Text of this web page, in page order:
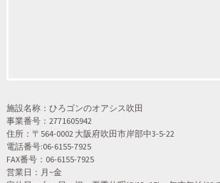
施設名称：ひろゴンのオアシス吹田
事業番号：2771605942
住所：〒564-0002 大阪府吹田市岸部中3-5-22
電話番号:06-6155-7925
FAX番号：06-6155-7925
営業日：月~金